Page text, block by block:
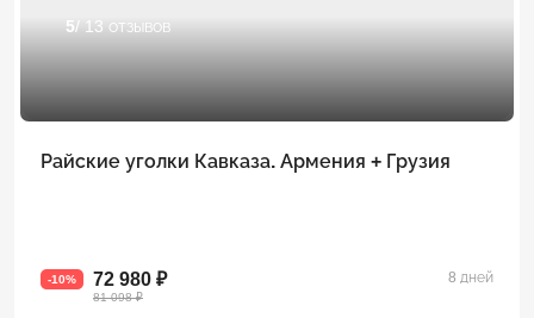
5/ 13 отзывов
Райские уголки Кавказа. Армения + Грузия
-10% 72 980 ₽
81 098 ₽
8 дней